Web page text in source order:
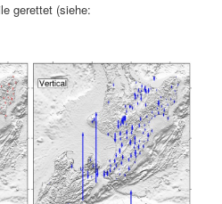
gerettet (siehe: